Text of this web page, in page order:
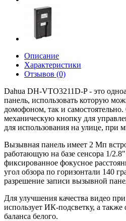
Описание
Характеристики
Отзывов (0)
Dahua DH-VTO3211D-P - это
панель, использовать которую
домофоном, так и
механическую кнопку для
для использования на улице, при
Вызывная панель имеет 2 Мп
работающую на базе сенсора 1/
фиксированное фокусное
угол обзора по горизонтали 140
разрешение записи вызывной
Для улучшения качества видео
использует ИК-подсветку, а
баланса белого.